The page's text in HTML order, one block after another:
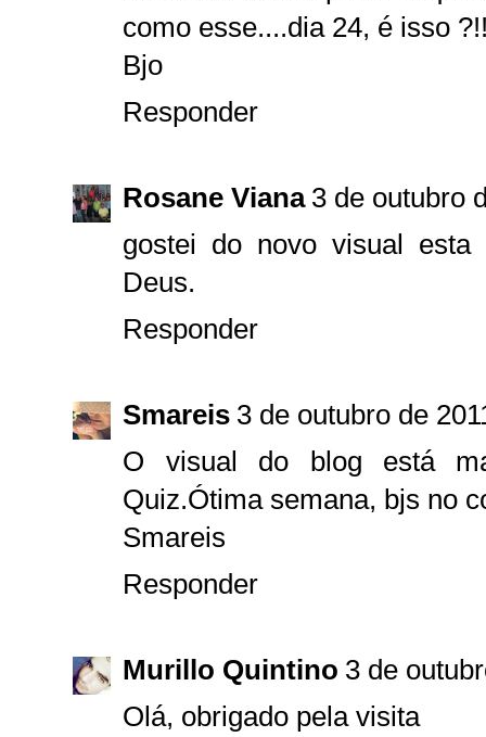
como esse....dia 24, é isso
Bjo
Responder
Rosane Viana 3 de outubro
gostei do novo visual esta
Deus.
Responder
Smareis 3 de outubro de
O visual do blog está
Quiz.Ótima semana, bjs no
Smareis
Responder
Murillo Quintino 3 de
Olá, obrigado pela visita